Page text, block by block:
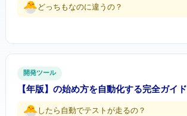
どっちもGitなのに違うの…？
開発ツール
【2026年版】GitHub Actionsの始め方 — CI/CDを自動化する完全ガイド
pushしたら自動でテストが走るの…？